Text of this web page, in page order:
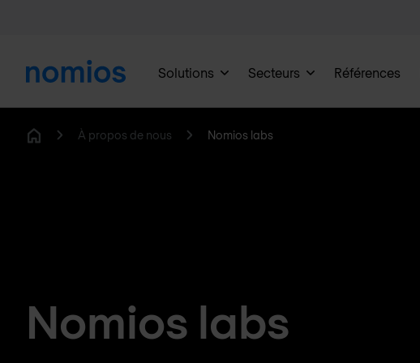
Solutions Secteurs Références
À propos de nous Nomios labs
Nomios labs